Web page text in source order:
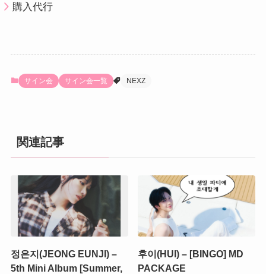
購入代行
サイン会 サイン会一覧 NEXZ
関連記事
정은지(JEONG EUNJI) –
5th Mini Album [Summer,
후이(HUI) – [BINGO] MD
PACKAGE